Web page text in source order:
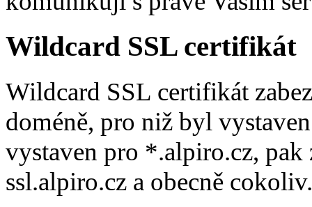
Wildcard SSL certifikát
Wildcard SSL certifikát
doméně, pro niž byl
vystaven pro *.alpiro.cz,
ssl.alpiro.cz a obecně